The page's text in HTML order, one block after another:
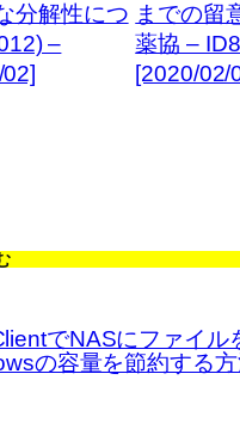
分解性につ
–
までの留
薬協 –
[2020/02/
でNASにファイル
の容量を節約する